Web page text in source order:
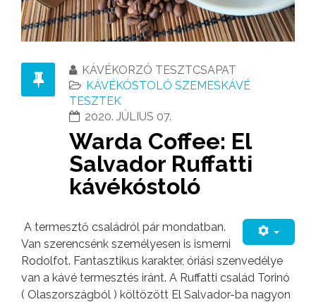
KÁVÉKORZÓ TESZTCSAPAT
KÁVÉKÓSTOLÓ SZEMESKÁVÉ
TESZTEK
2020. JÚLIUS 07.
Warda Coffee: El
Salvador Ruffatti
kávékóstoló
A termesztő családról pár mondatban.
Van szerencsénk személyesen is ismerni
Rodolfot. Fantasztikus karakter, óriási szenvedélye
van a kávé termesztés iránt. A Ruffatti család Torinó
( Olaszországból ) költözött El Salvador-ba nagyon